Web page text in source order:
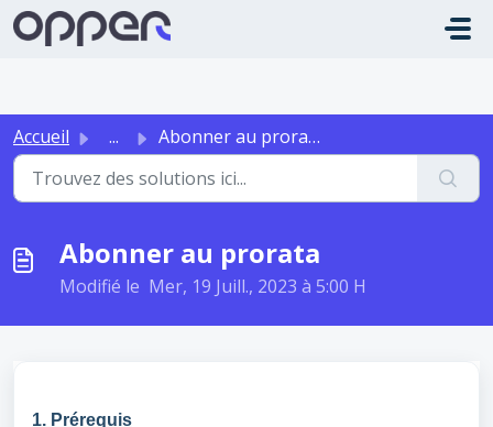
Passer au contenu principal
Accueil ... Abonner au prorata
Abonner au prorata
Modifié le Mer, 19 Juill., 2023 à 5:00 H
1. Prérequis